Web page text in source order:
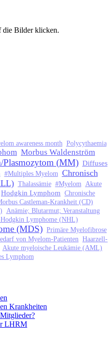
die Bilder klicken.
awareness month Polycythaemia
Morbus Waldenström
(MM) Diffuses
#Multiples Myelom Chronisch
Thalassämie #Myelom Akute
Hodgkin Lymphom Chronische
Castleman-Krankheit (CD)
Anämie; Blutarmut; Veranstaltung
Lymphome (NHL)
(MDS) Primäre Myelofibrose
von Myelom-Patienten Haarzell-
Akute myeloische Leukämie (AML)
Lymphom
Krankheiten
LHRM